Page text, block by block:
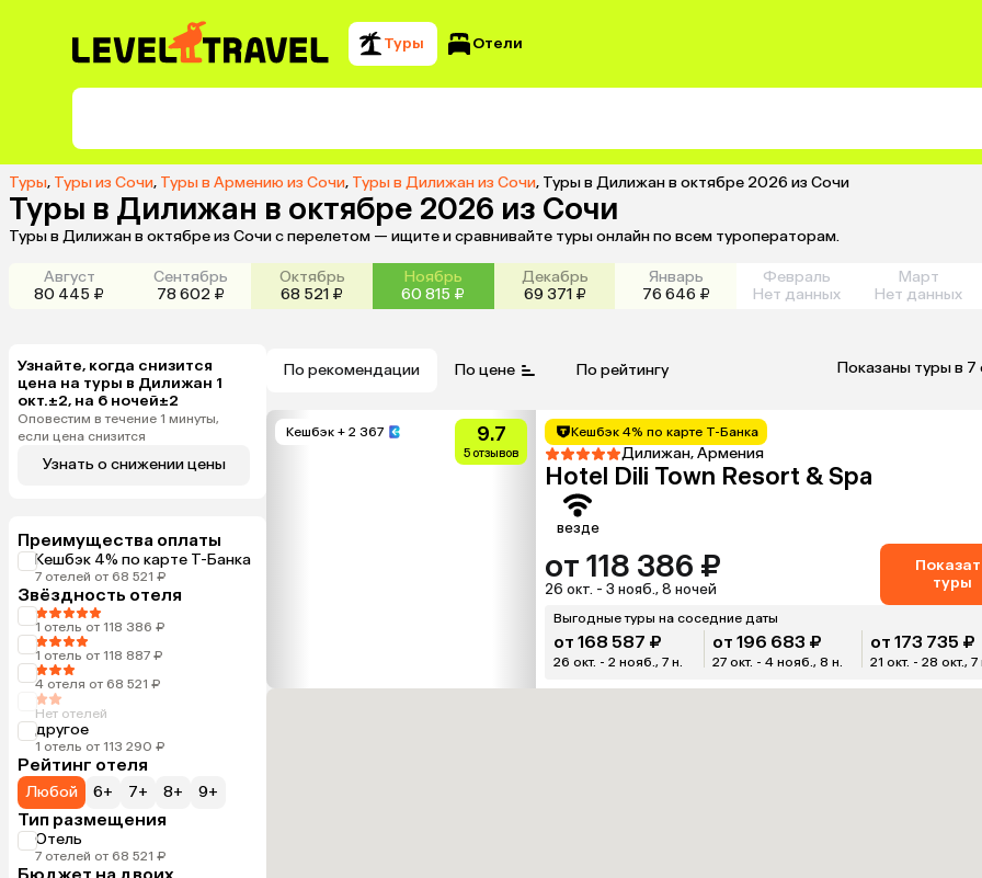
Туры Отели
Туры, Туры из Сочи, Туры в Армению из Сочи, Туры в Дилижан из Сочи, Туры в Дилижан в октябре 2026 из Сочи
Туры в Дилижан в октябре 2026 из Сочи
Туры в Дилижан в октябре из Сочи с перелетом — ищите и сравнивайте туры онлайн по всем туроператорам.
Август
80 445 ₽
Сентябрь
78 602 ₽
Октябрь
68 521 ₽
Ноябрь
60 815 ₽
Декабрь
69 371 ₽
Январь
76 646 ₽
Февраль
Нет данных
Март
Нет данных
Узнайте, когда снизится
цена на туры в Дилижан 1
окт.±2, на 6 ночей±2
Оповестим в течение 1 минуты,
если цена снизится
Узнать о снижении цены
Преимущества оплаты
Кешбэк 4% по карте Т-Банка
7 отелей от 68 521 ₽
Звёздность отеля
1 отель от 118 386 ₽
1 отель от 118 887 ₽
4 отеля от 68 521 ₽
Нет отелей
другое
1 отель от 113 290 ₽
Рейтинг отеля
Любой 6+ 7+ 8+ 9+
Тип размещения
Отель
7 отелей от 68 521 ₽
Бюджет на двоих
По рекомендации По цене По рейтингу Показаны туры в 7
Кешбэк + 2 367 9.7
5 отзывов
Кешбэк 4% по карте Т-Банка
Дилижан, Армения
Hotel Dili Town Resort & Spa
везде
от 118 386 ₽
26 окт. - 3 нояб., 8 ночей
туры
Выгодные туры на соседние даты
от 168 587 ₽
26 окт. - 2 нояб., 7 н.
от 196 683 ₽
27 окт. - 4 нояб., 8 н.
от 173 735 ₽
21 окт. - 28 окт., 7